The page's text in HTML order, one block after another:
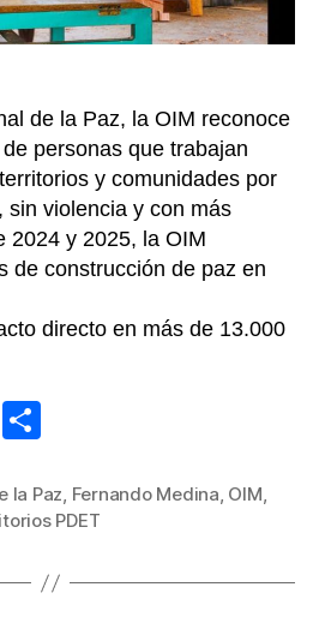
de la Paz, la OIM reconoce
personas que trabajan
y comunidades por
sin violencia y con más
2024 y 2025, la OIM
de construcción de paz en
directo en más de 13.000
Pi
m
p
ar
la Paz, Fernando Medina, OIM,
PDET